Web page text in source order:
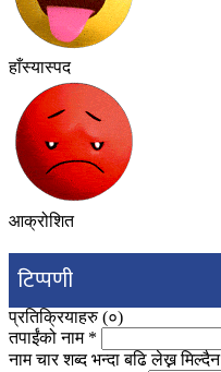
हाँस्यास्पद
आक्रोशित
टिप्पणी
प्रतिक्रियाहरु (०)
तपाईंको नाम *
नाम चार शब्द भन्दा बढि लेख्न मिल्दैन